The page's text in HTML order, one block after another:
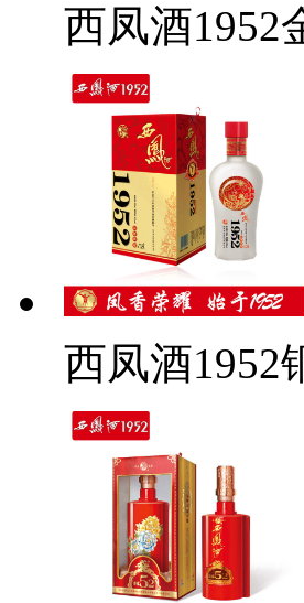
西凤酒1952
西凤酒1952